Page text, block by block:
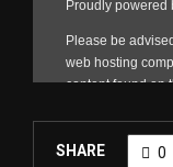
SHARE 0